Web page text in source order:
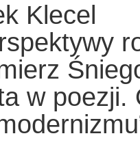
Klecel
w poezji.